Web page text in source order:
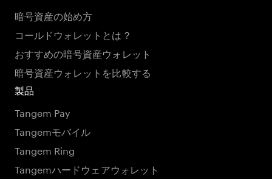
暗号資産の始め方
コールドウォレットとは？
おすすめの暗号資産ウォレット
暗号資産ウォレットを比較する
製品
Tangem Pay
Tangemモバイル
Tangem Ring
Tangemハードウェアウォレット